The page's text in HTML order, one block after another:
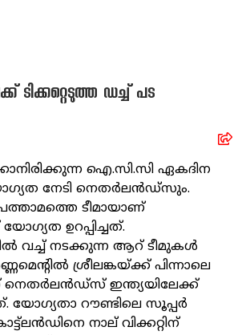
ടിക്കറ്റെടുത്ത ഡച്ച് പട
ഐ.സി.സി ഏകദിന
നേടി നെതർലൻഡ്സും.
ടീമായാണ്
ഉറപ്പിച്ചത്.
വച്ച് നടക്കുന്ന ആറ് ടീമുകൾ
ശ്രീലങ്കയ്ക്ക് പിന്നാലെ
നെതർലൻഡ്സ് ഇന്ത്യയിലേക്ക്
യോഗ്യതാ റൗണ്ടിലെ സൂപ്പർ
നാല് വിക്കറ്റിന്